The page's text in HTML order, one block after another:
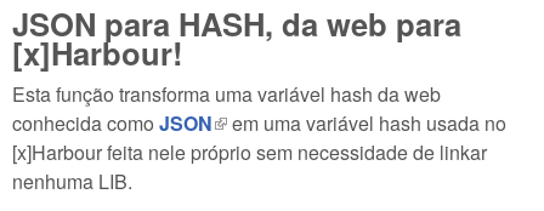
JSON para HASH, da web para
[x]Harbour!
Esta função transforma uma variável hash da web
conhecida como JSON(link is external)
em uma variável hash usada no
[x]Harbour feita nele próprio sem necessidade de linkar
nenhuma LIB.